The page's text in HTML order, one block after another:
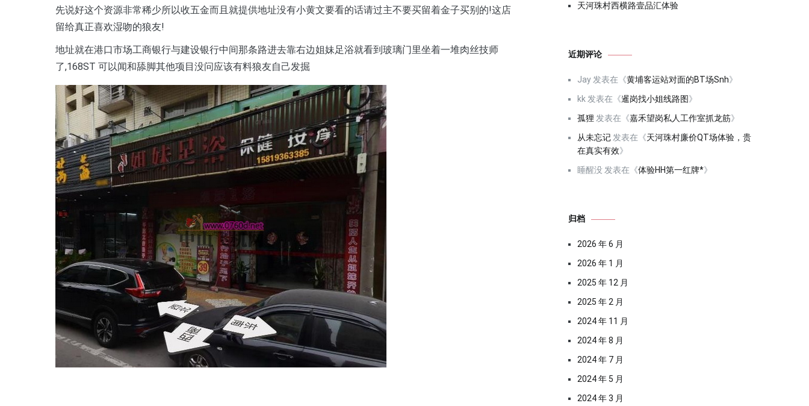
先说好这个资源非常稀少所以收五金而且就提供地址没有小黄文要看的话请过主不要买留着金子买别的!这店
留给真正喜欢湿吻的狼友!
地址就在港口市场工商银行与建设银行中间那条路进去靠右边姐妹足浴就看到玻璃门里坐着一堆肉丝技师
了,168ST 可以闻和舔脚其他项目没问应该有料狼友自己发掘
天河珠村西横路壹品汇体验
近期评论
Jay 发表在《黄埔客运站对面的BT场Snh》
kk 发表在《暹岗找小姐线路图》
孤狸 发表在《嘉禾望岗私人工作室抓龙筋》
从未忘记 发表在《天河珠村廉价QT场体验，贵
在真实有效》
睡醒没 发表在《体验HH第一红牌*》
归档
2026 年 6 月
2026 年 1 月
2025 年 12 月
2025 年 2 月
2024 年 11 月
2024 年 8 月
2024 年 7 月
2024 年 5 月
2024 年 3 月